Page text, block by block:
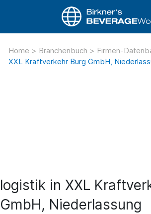
Home > Branchenbuch > Firmen-
XXL Kraftverkehr Burg GmbH,
logistik in XXL
GmbH, Niederlassung